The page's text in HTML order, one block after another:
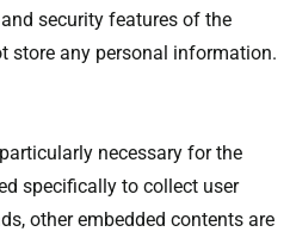
security features of the
store any personal information.
necessary for the
specifically to collect user
other embedded contents are